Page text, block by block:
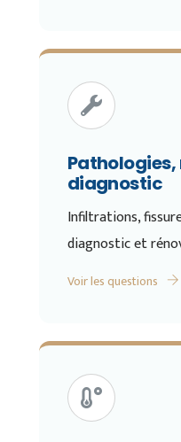
diagnostic
Infiltrations,
diagnostic et
Voir les questions